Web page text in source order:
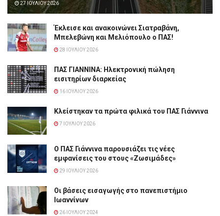
27 ΙΟΥΛΊΟΥ 2026
Έκλεισε και ανακοινώνει Σιατραβάνη,
Μπελεβώνη και Μελιόπουλο ο ΠΑΣ!
28 ΙΟΥΛΊΟΥ 2026
ΠΑΣ ΓΙΑΝΝΙΝΑ: Hλεκτρονική πώληση
εισιτηρίων διαρκείας
16 ΙΟΥΛΊΟΥ 2026
Κλείστηκαν τα πρώτα φιλικά του ΠΑΣ Γιάννινα
7 ΙΟΥΛΊΟΥ 2026
Ο ΠΑΣ Γιάννινα παρουσιάζει τις νέες
εμφανίσεις του στους «Ζωσιμάδες»
29 ΙΟΥΛΊΟΥ 2026
Οι βάσεις εισαγωγής στο πανεπιστήμιο
Ιωαννίνων
26 ΙΟΥΛΊΟΥ 2024